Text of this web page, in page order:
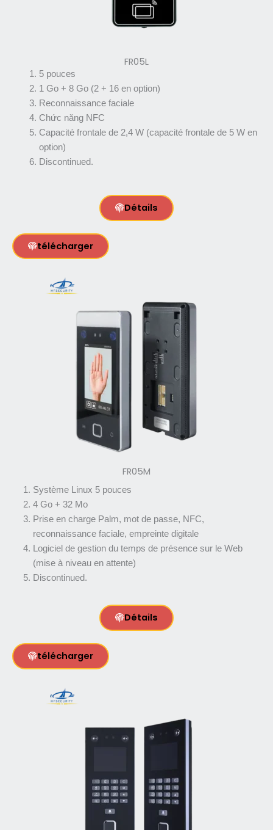
FR05L
5 pouces
1 Go + 8 Go (2 + 16 en option)
Reconnaissance faciale
Chức năng NFC
Capacité frontale de 2,4 W (capacité frontale de 5 W en
option)
Discontinued.
Détails
télécharger
FR05M
Système Linux 5 pouces
4 Go + 32 Mo
Prise en charge Palm, mot de passe, NFC,
reconnaissance faciale, empreinte digitale
Logiciel de gestion du temps de présence sur le Web
(mise à niveau en attente)
Discontinued.
Détails
télécharger